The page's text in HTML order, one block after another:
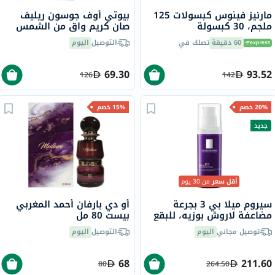
مارنيز فينوس كبسولات 125
ملجم، 30 كبسولة
60 دقيقة تصلك في
93.52
142
بيوتي أوف جوسون ريليف
صان كريم واقٍ من الشمس
عضوي بلأرز والبروبيوتيك
التوصيل اليوم
69.30
126
20% خصم
جديد
أقل سعرمن 30 يوم
سيروم ميلا بي 3 بجرعة
مضاعفة لاروش بوزيه، للبقع
الناتجة عن التعرض للشمس
وعلامات التقدم في السن -
توصيل مجاني اليوم
211.60
264.50
15% خصم
أو دي بارفان أحمد المغربي
بيست 80 مل
التوصيل اليوم
68
80